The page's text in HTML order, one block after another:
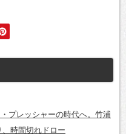
プレッシャーの時代へ。竹浦
時間切れドロー